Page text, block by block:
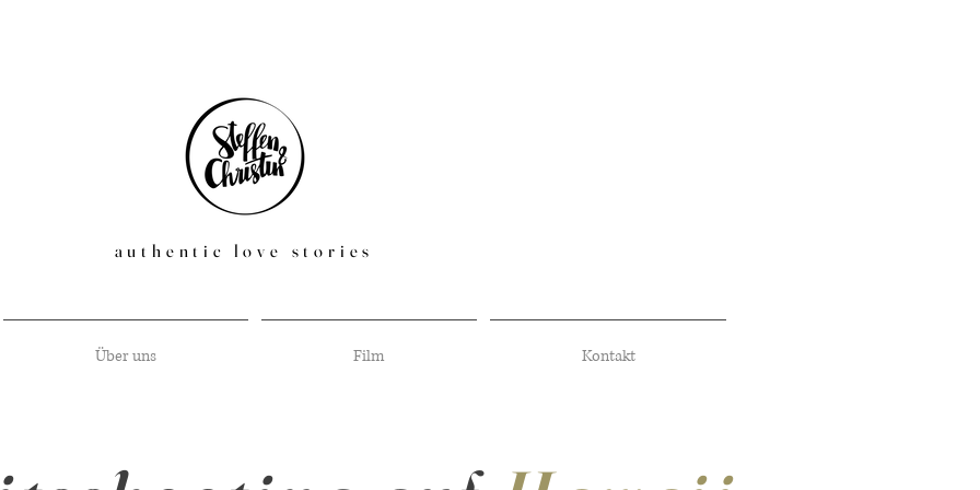
authentic love stories
Über uns Film Kontakt